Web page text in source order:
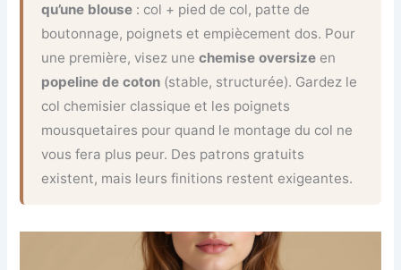
qu’une blouse : col + pied de col, patte de
boutonnage, poignets et empiècement dos. Pour
une première, visez unechemise oversize en
popeline de coton (stable, structurée). Gardez le
col chemisier classique et les poignets
mousquetaires pour quand le montage du col ne
vous fera plus peur. Des patrons gratuits
existent, mais leurs finitions restent exigeantes.